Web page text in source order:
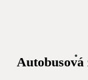
Autobusová